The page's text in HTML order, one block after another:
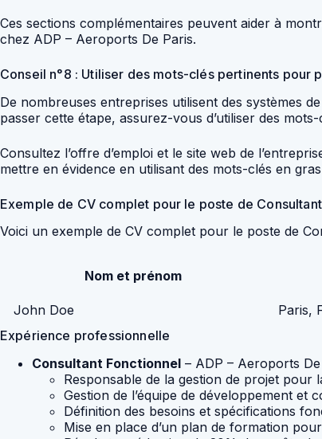
Ces sections complémentaires peuvent aider à
chez ADP – Aeroports De Paris.
Conseil n°8 : Utiliser des mots-clés pertinents pour
De nombreuses entreprises utilisent des systèmes
passer cette étape, assurez-vous d’utiliser des
Consultez l’offre d’emploi et le site web de
mettre en évidence en utilisant des mots-clés en
Exemple de CV complet pour le poste de
Voici un exemple de CV complet pour le poste de
Nom et prénom
John Doe Paris,
Expérience professionnelle
Consultant Fonctionnel – ADP – Aeroports
Responsable de la gestion de projet pour
Gestion de l’équipe de développement et
Définition des besoins et spécifications
Mise en place d’un plan de formation